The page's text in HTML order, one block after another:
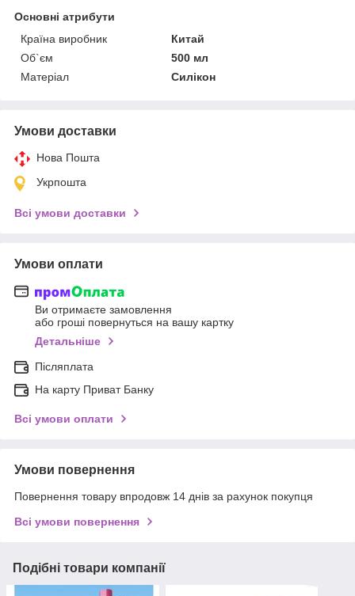
Основні атрибути
Країна виробник
Китай
Об`єм
500 мл
Матеріал
Силікон
Умови доставки
Нова Пошта
Укрпошта
Всі умови доставки
Умови оплати
Ви отримаєте замовлення
або гроші повернуться на вашу картку
Детальніше
Післяплата
На карту Приват Банку
Всі умови оплати
Умови повернення
Повернення товару впродовж 14 днів за рахунок покупця
Всі умови повернення
Подібні товари компанії